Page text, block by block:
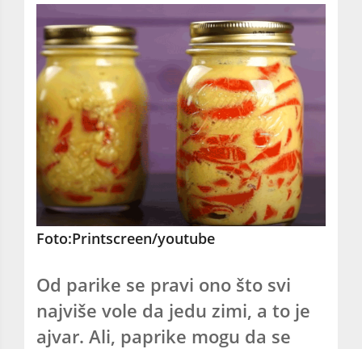
Foto:Printscreen/youtube
Od parike se pravi ono što svi
najviše vole da jedu zimi, a to je
ajvar. Ali, paprike mogu da se